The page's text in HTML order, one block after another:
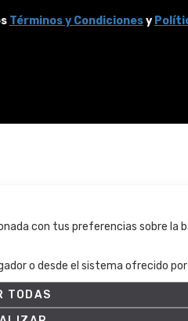
Términos y Condicionesy
con tus preferencias sobre la
o desde el sistema ofrecido
TODAS